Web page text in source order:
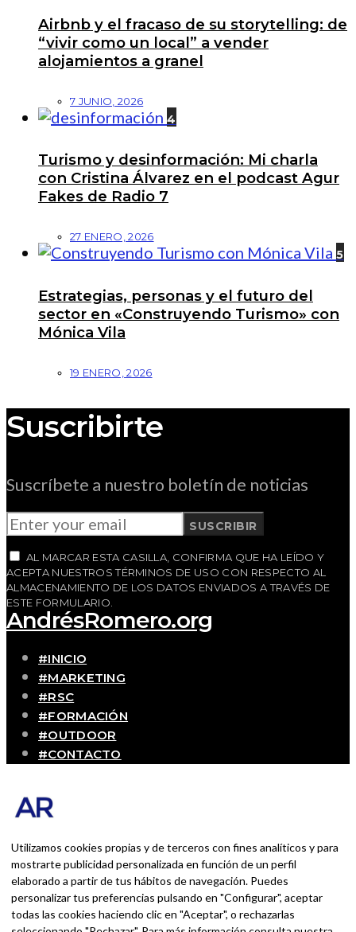
Airbnb y el fracaso de su storytelling: de
“vivir como un local” a vender
alojamientos a granel
7 JUNIO, 2026
4
Turismo y desinformación: Mi charla
con Cristina Álvarez en el podcast Agur
Fakes de Radio 7
27 ENERO, 2026
5
Estrategias, personas y el futuro del
sector en «Construyendo Turismo» con
Mónica Vila
19 ENERO, 2026
Suscribirte
Suscríbete a nuestro boletín de noticias
SUSCRIBIR
AL MARCAR ESTA CASILLA, CONFIRMA QUE HA LEÍDO Y
ACEPTA NUESTROS TÉRMINOS DE USO CON RESPECTO AL
ALMACENAMIENTO DE LOS DATOS ENVIADOS A TRAVÉS DE
ESTE FORMULARIO.
AndrésRomero.org
#INICIO
#MARKETING
#RSC
#FORMACIÓN
#OUTDOOR
#CONTACTO
Blog personal y profesional de Andrés Romero.
persona que disfruta con lo que hace cada día
BUSCAR POR:
BUSCAR
Utilizamos cookies propias y de terceros con fines analíticos y para
mostrarte publicidad personalizada en función de un perfil
elaborado a partir de tus hábitos de navegación. Puedes
personalizar tus preferencias pulsando en "Configurar", aceptar
todas las cookies haciendo clic en "Aceptar", o rechazarlas